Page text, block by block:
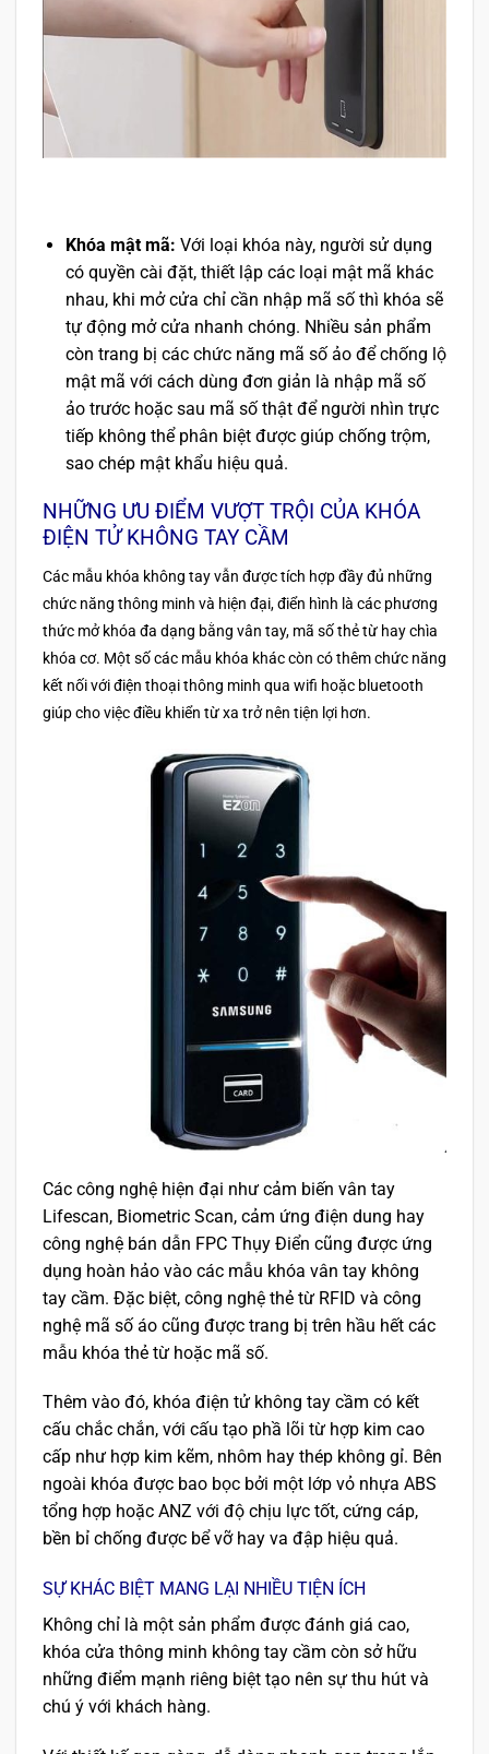
Khóa mật mã: Với loại khóa này, người sử dụng
có quyền cài đặt, thiết lập các loại mật mã khác
nhau, khi mở cửa chỉ cần nhập mã số thì khóa sẽ
tự động mở cửa nhanh chóng. Nhiều sản phẩm
còn trang bị các chức năng mã số ảo để chống lộ
mật mã với cách dùng đơn giản là nhập mã số
ảo trước hoặc sau mã số thật để người nhìn trực
tiếp không thể phân biệt được giúp chống trộm,
sao chép mật khẩu hiệu quả.
NHỮNG ƯU ĐIỂM VƯỢT TRỘI CỦA KHÓA
ĐIỆN TỬ KHÔNG TAY CẦM
Các mẫu khóa không tay vẫn được tích hợp đầy đủ những
chức năng thông minh và hiện đại, điển hình là các phương
thức mở khóa đa dạng bằng vân tay, mã số thẻ từ hay chìa
khóa cơ. Một số các mẫu khóa khác còn có thêm chức năng
kết nối với điện thoại thông minh qua wifi hoặc bluetooth
giúp cho việc điều khiển từ xa trở nên tiện lợi hơn.
Các công nghệ hiện đại như cảm biến vân tay
Lifescan, Biometric Scan, cảm ứng điện dung hay
công nghệ bán dẫn FPC Thụy Điển cũng được ứng
dụng hoàn hảo vào các mẫu khóa vân tay không
tay cầm. Đặc biệt, công nghệ thẻ từ RFID và công
nghệ mã số áo cũng được trang bị trên hầu hết các
mẫu khóa thẻ từ hoặc mã số.
Thêm vào đó, khóa điện tử không tay cầm có kết
cấu chắc chắn, với cấu tạo phầ lõi từ hợp kim cao
cấp như hợp kim kẽm, nhôm hay thép không gỉ. Bên
ngoài khóa được bao bọc bởi một lớp vỏ nhựa ABS
tổng hợp hoặc ANZ với độ chịu lực tốt, cứng cáp,
bền bỉ chống được bể vỡ hay va đập hiệu quả.
SỰ KHÁC BIỆT MANG LẠI NHIỀU TIỆN ÍCH
Không chỉ là một sản phẩm được đánh giá cao,
khóa cửa thông minh không tay cầm còn sở hữu
những điểm mạnh riêng biệt tạo nên sự thu hút và
chú ý với khách hàng.